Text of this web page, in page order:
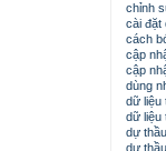
chỉnh
cài đặt
cách
cập
cập
dùng
dữ liệu
dữ liệu
dự
dự